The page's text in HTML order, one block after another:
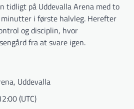
tidligt på Uddevalla Arena med to
i første halvleg. Herefter
og disciplin, hvor
fra at svare igen.
Uddevalla
(UTC)